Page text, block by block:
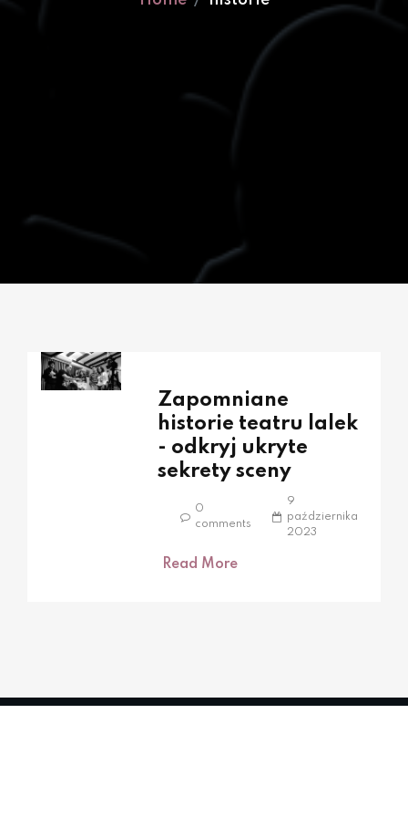
Zapomniane
historie teatru lalek
- odkryj ukryte
sekrety sceny
0
comments
9
października
2023
Read More